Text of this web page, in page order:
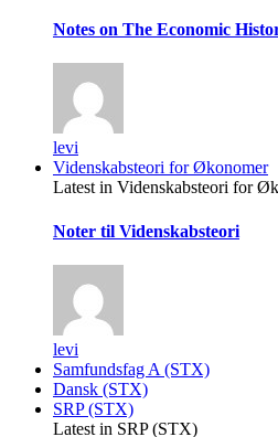
Notes on The Economic
levi
Videnskabsteori for Økonomer
Latest in Videnskabsteori for
Noter til Videnskabsteori
levi
Samfundsfag A (STX)
Dansk (STX)
SRP (STX)
Latest in SRP (STX)